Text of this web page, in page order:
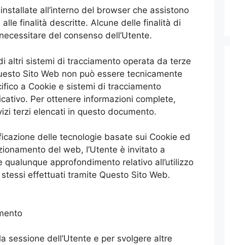
all’interno del browser che assistono
alle finalità descritte. Alcune delle finalità di
del consenso dell’Utente.
altri sistemi di tracciamento operata da terze
Sito Web non può essere tecnicamente
a Cookie e sistemi di tracciamento
Per ottenere informazioni complete,
terzi elencati in questo documento.
delle tecnologie basate sui Cookie ed
del web, l’Utente è invitato a
approfondimento relativo all’utilizzo
effettuati tramite Questo Sito Web.
sessione dell’Utente e per svolgere altre